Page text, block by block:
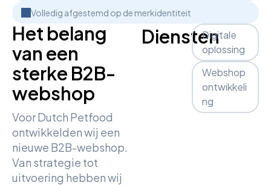
Volledig afgestemd op de merkidentiteit
Het belang
van een
sterke B2B-
webshop
Voor Dutch Petfood
ontwikkelden wij een
nieuwe B2B-webshop.
Van strategie tot
uitvoering hebben wij
DienstenDigitale
oplossing
Webshop
ontwikkeli
ng